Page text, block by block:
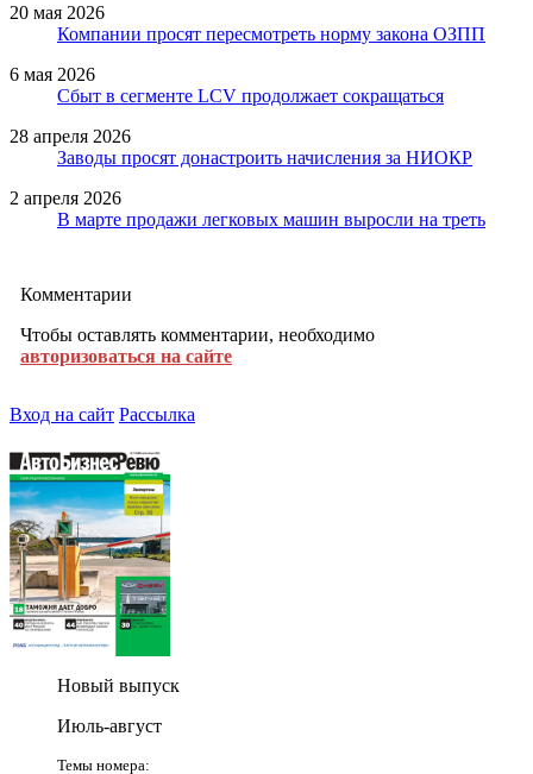
20 мая 2026
Компании просят пересмотреть норму закона ОЗПП
6 мая 2026
Сбыт в сегменте LCV продолжает сокращаться
28 апреля 2026
Заводы просят донастроить начисления за НИОКР
2 апреля 2026
В марте продажи легковых машин выросли на треть
Комментарии
Чтобы оставлять комментарии, необходимо
авторизоваться на сайте
Вход на сайт Рассылка
Новый выпуск
Июль-август
Темы номера: